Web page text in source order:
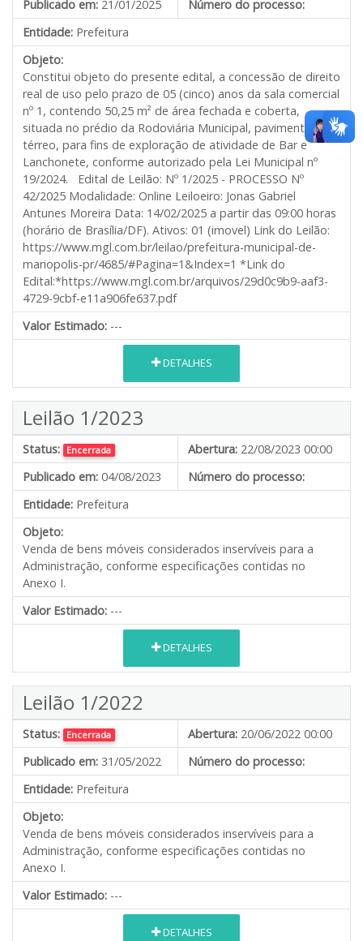
Publicado em: 21/01/2025
Número do processo:
Entidade: Prefeitura
Objeto:
Constitui objeto do presente edital, a concessão de direito
real de uso pelo prazo de 05 (cinco) anos da sala comercial
nº 1, contendo 50,25 m² de área fechada e coberta,
situada no prédio da Rodoviária Municipal, pavimento
térreo, para fins de exploração de atividade de Bar e
Lanchonete, conforme autorizado pela Lei Municipal nº
19/2024. Edital de Leilão: Nº 1/2025 - PROCESSO Nº
42/2025 Modalidade: Online Leiloeiro: Jonas Gabriel
Antunes Moreira Data: 14/02/2025 a partir das 09:00 horas
(horário de Brasília/DF). Ativos: 01 (imovel) Link do Leilão:
https://www.mgl.com.br/leilao/prefeitura-municipal-de-
mariopolis-pr/4685/#Pagina=1&Index=1 *Link do
Edital:*https://www.mgl.com.br/arquivos/29d0c9b9-aaf3-
4729-9cbf-e11a906fe637.pdf
Valor Estimado: ---
DETALHES
Leilão 1/2023
Status: Encerrada Abertura: 22/08/2023 00:00
Publicado em: 04/08/2023
Número do processo:
Entidade: Prefeitura
Objeto:
Venda de bens móveis considerados inservíveis para a
Administração, conforme especificações contidas no
Anexo I.
Valor Estimado: ---
DETALHES
Leilão 1/2022
Status: Encerrada Abertura: 20/06/2022 00:00
Publicado em: 31/05/2022
Número do processo:
Entidade: Prefeitura
Objeto:
Venda de bens móveis considerados inservíveis para a
Administração, conforme especificações contidas no
Anexo I.
Valor Estimado: ---
DETALHES